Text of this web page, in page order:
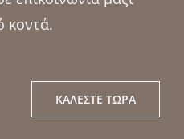
κοντά.
ΚΑΛΈΣΤΕ ΤΏΡΑ